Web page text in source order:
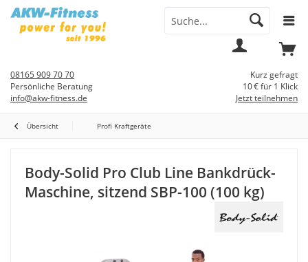
Kurz gefragt
10 € für 1 Klick
Jetzt teilnehmen
08165 909 70 70
Persönliche Beratung
info@akw-fitness.de
Übersicht Profi Kraftgeräte
Body-Solid Pro Club Line Bankdrück-
Maschine, sitzend SBP-100 (100 kg)